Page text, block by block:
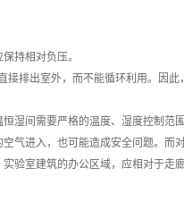
持相对负压。
排出室外，而不能循环利用。因
湿间需要严格的温度、湿度控制范
气进入，也可能造成安全问题。
验室建筑的办公区域，应相对于